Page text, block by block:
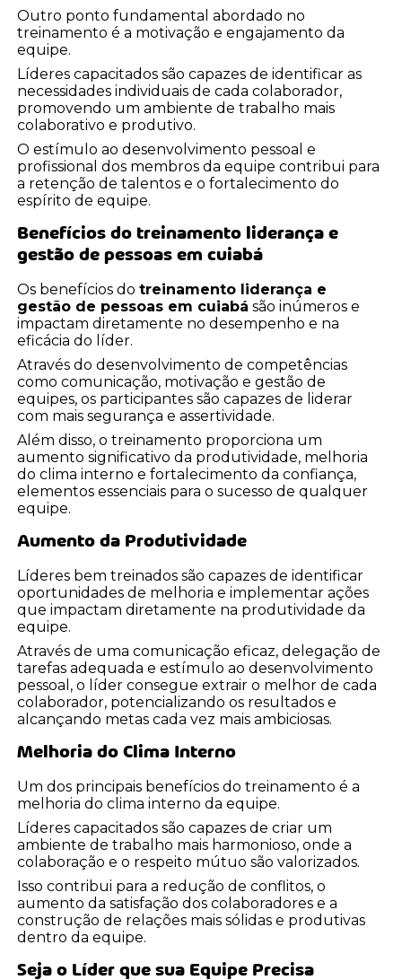
Outro ponto fundamental abordado no
treinamento é a motivação e engajamento da
equipe.
Líderes capacitados são capazes de identificar as
necessidades individuais de cada colaborador,
promovendo um ambiente de trabalho mais
colaborativo e produtivo.
O estímulo ao desenvolvimento pessoal e
profissional dos membros da equipe contribui para
a retenção de talentos e o fortalecimento do
espírito de equipe.
Benefícios dotreinamento liderança e
gestão de pessoas em cuiabá
Os benefícios dotreinamento liderança e
gestão de pessoas em cuiabá são inúmeros e
impactam diretamente no desempenho e na
eficácia do líder.
Através do desenvolvimento de competências
como comunicação, motivação e gestão de
equipes, os participantes são capazes de liderar
com mais segurança e assertividade.
Além disso, o treinamento proporciona um
aumento significativo da produtividade, melhoria
do clima interno e fortalecimento da confiança,
elementos essenciais para o sucesso de qualquer
equipe.
Aumento da Produtividade
Líderes bem treinados são capazes de identificar
oportunidades de melhoria e implementar ações
que impactam diretamente na produtividade da
equipe.
Através de uma comunicação eficaz, delegação de
tarefas adequada e estímulo ao desenvolvimento
pessoal, o líder consegue extrair o melhor de cada
colaborador, potencializando os resultados e
alcançando metas cada vez mais ambiciosas.
Melhoria do Clima Interno
Um dos principais benefícios do treinamento é a
melhoria do clima interno da equipe.
Líderes capacitados são capazes de criar um
ambiente de trabalho mais harmonioso, onde a
colaboração e o respeito mútuo são valorizados.
Isso contribui para a redução de conflitos, o
aumento da satisfação dos colaboradores e a
construção de relações mais sólidas e produtivas
dentro da equipe.
Seja o Líder que sua Equipe Precisa